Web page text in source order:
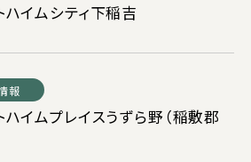
イムシティ下稲吉
報
イムプレイスうずら野（稲敷郡